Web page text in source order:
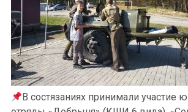
В состязаниях принимали участие